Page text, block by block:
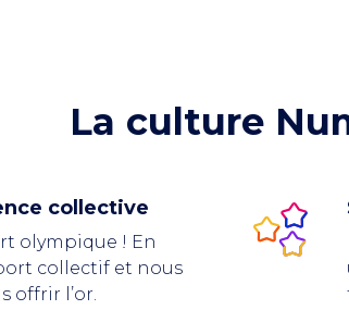
La culture
collective
olympique ! En
collectif et nous
offrir l’or.